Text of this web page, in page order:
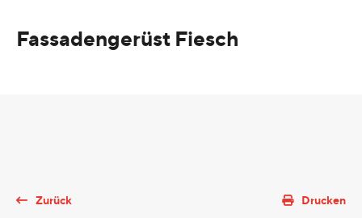
Fassadengerüst Fiesch
Zurück Drucken